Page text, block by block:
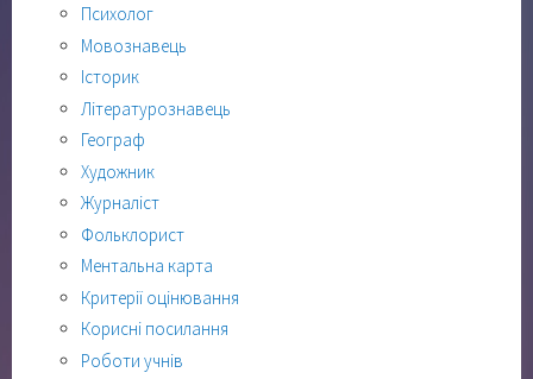
Психолог
Мовознавець
Історик
Літературознавець
Географ
Художник
Журналіст
Фольклорист
Ментальна карта
Критерії оцінювання
Корисні посилання
Роботи учнів